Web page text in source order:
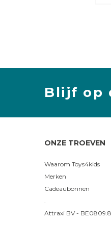
Blijf op
ONZE TROEVEN
Waarom Toys4kids
Merken
Cadeaubonnen
.
Attraxi BV -